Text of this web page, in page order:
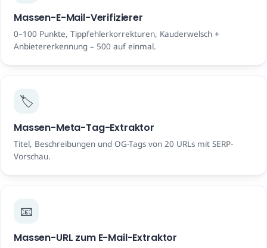
Massen-E-Mail-Verifizierer
0–100 Punkte, Tippfehlerkorrekturen, Kauderwelsch +
Anbietererkennung – 500 auf einmal.
🏷️
Massen-Meta-Tag-Extraktor
Titel, Beschreibungen und OG-Tags von 20 URLs mit SERP-
Vorschau.
📧
Massen-URL zum E-Mail-Extraktor